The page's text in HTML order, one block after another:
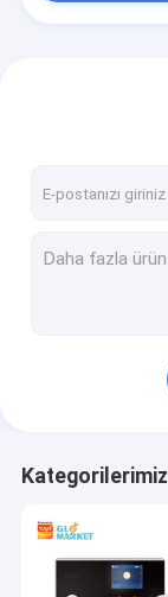
Kategorilerimiz